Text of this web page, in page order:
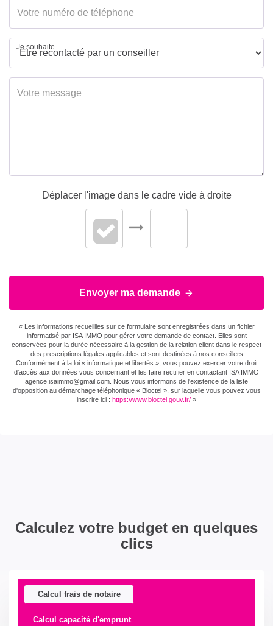
Je souhaite...
Déplacer l'image dans le cadre vide à droite
Envoyer ma demande
« Les informations recueillies sur ce formulaire sont enregistrées dans un fichier
informatisé par ISA IMMO pour gérer votre demande de contact. Elles sont
conservées pour la durée nécessaire à la gestion de la relation client dans le respect
des prescriptions légales applicables et sont destinées à nos conseillers
Conformément à la loi « informatique et libertés », vous pouvez exercer votre droit
d'accès aux données vous concernant et les faire rectifier en contactant ISA IMMO
agence.isaimmo@gmail.com . Nous vous informons de l'existence de la liste
d'opposition au démarchage téléphonique « Bloctel », sur laquelle vous pouvez vous
inscrire ici : https://www.bloctel.gouv.fr/ »
Calculez votre budget en quelques
clics
Calcul frais de notaire
Calcul capacité d'emprunt